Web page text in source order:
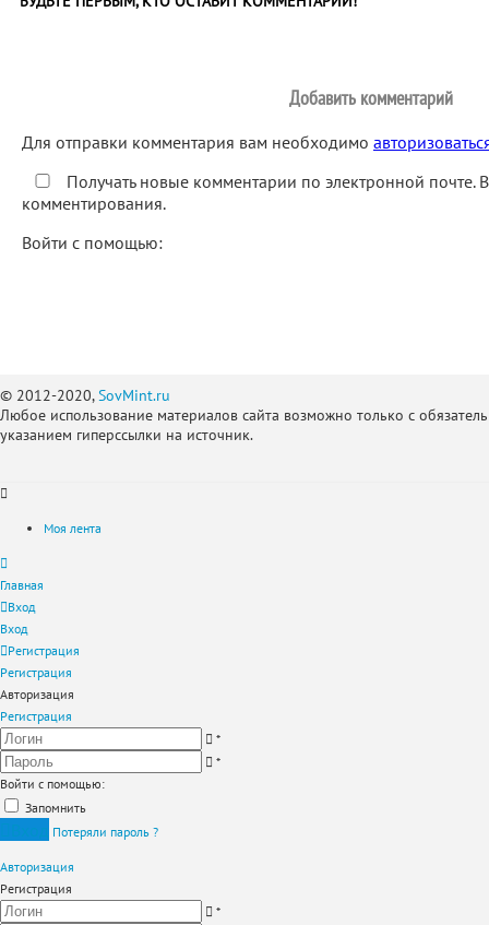
Добавить комментарий
Для отправки комментария вам необходимо
Получать новые комментарии по электронной почте.
комментирования.
Войти с помощью:
© 2012-2020,SovMint.ru
Любое использование материалов сайта возможно только с
указанием гиперссылки на источник.
Моя лента
Главная
Вход
Вход
Регистрация
Регистрация
Авторизация
Регистрация
*
*
Войти с помощью:
Запомнить
Потеряли пароль ?
Авторизация
Регистрация
*